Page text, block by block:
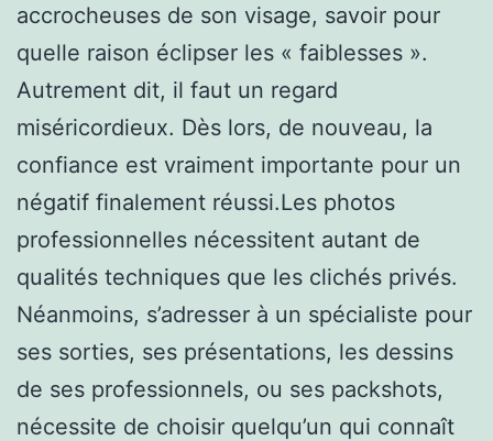
accrocheuses de son visage, savoir pour
quelle raison éclipser les « faiblesses ».
Autrement dit, il faut un regard
miséricordieux. Dès lors, de nouveau, la
confiance est vraiment importante pour un
négatif finalement réussi.Les photos
professionnelles nécessitent autant de
qualités techniques que les clichés privés.
Néanmoins, s’adresser à un spécialiste pour
ses sorties, ses présentations, les dessins
de ses professionnels, ou ses packshots,
nécessite de choisir quelqu’un qui connaît